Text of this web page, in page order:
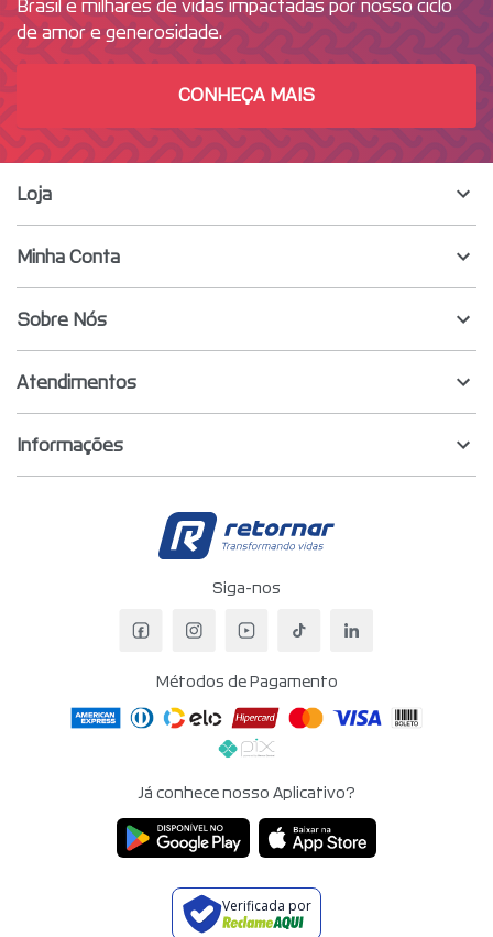
Brasil e milhares de vidas impactadas por nosso ciclo
de amor e generosidade.
CONHEÇA MAIS
Loja
Minha Conta
Sobre Nós
Atendimentos
Informações
Retornar -
Siga-nos
Facebook da Retornar
Instagram da Retornar
YouTube da Retornar
TikTok da Retornar
Métodos de Pagamento
Já conhece nosso Aplicativo?
Verificada por